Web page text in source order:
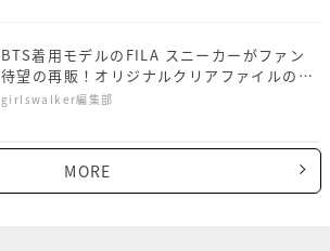
BTS着用モデルのFILA スニーカーがファン
待望の再販！オリジナルクリアファイルのノ
ベルティーも♡
girlswalker編集部
MORE